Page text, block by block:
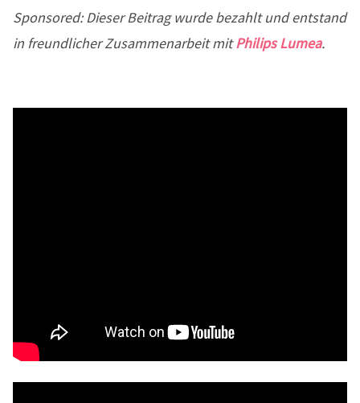
Sponsored: Dieser Beitrag wurde bezahlt und entstand
in freundlicher Zusammenarbeit mitPhilips Lumea.